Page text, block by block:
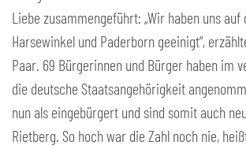
Liebe zusammengeführt: „Wir haben uns
Harsewinkel und Paderborn geeinigt“,
Paar. 69 Bürgerinnen und Bürger haben im
die deutsche Staatsangehörigkeit
nun als eingebürgert und sind somit auch
Rietberg. So hoch war die Zahl noch nie,